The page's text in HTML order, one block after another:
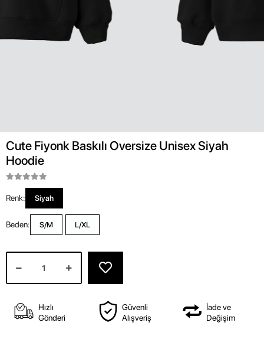
Cute Fiyonk Baskılı Oversize Unisex Siyah
Hoodie
Renk: Siyah
Beden: S/M L/XL
Hızlı
Gönderi
Güvenli
Alışveriş
İade ve
Değişim